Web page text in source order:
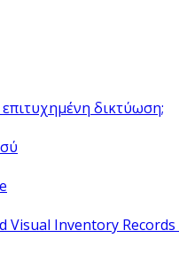
επιτυχημένη δικτύωση;